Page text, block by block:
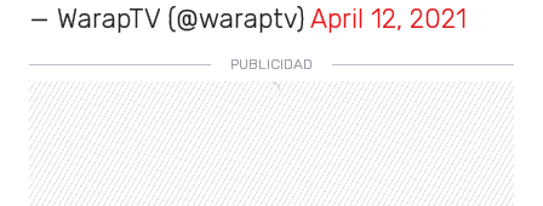
— WarapTV (@waraptv) April 12, 2021